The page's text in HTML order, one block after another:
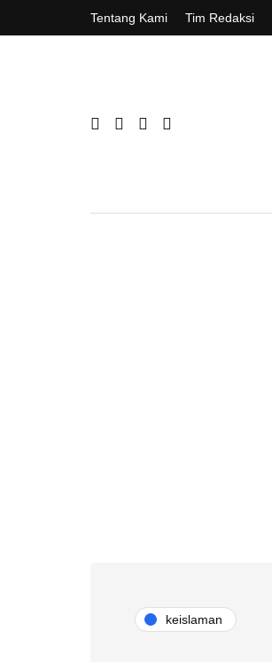
Tentang Kami Tim Redaksi
keislaman